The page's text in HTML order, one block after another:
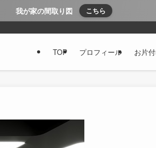
我が家の間取り図 こちら
TOP プロフィール お片